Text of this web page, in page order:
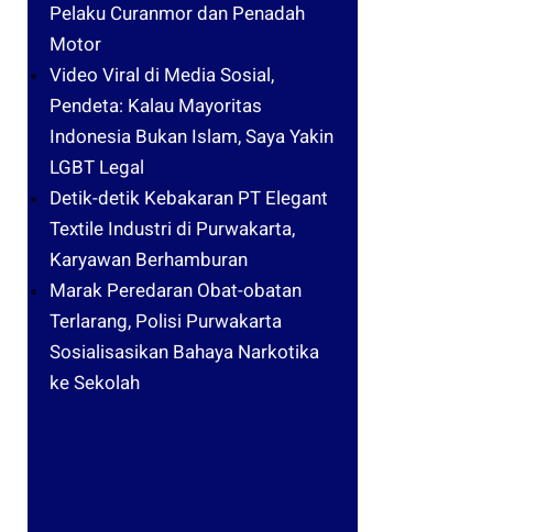
Pelaku Curanmor dan Penadah
Motor
Video Viral di Media Sosial,
Pendeta: Kalau Mayoritas
Indonesia Bukan Islam, Saya Yakin
LGBT Legal
Detik-detik Kebakaran PT Elegant
Textile Industri di Purwakarta,
Karyawan Berhamburan
Marak Peredaran Obat-obatan
Terlarang, Polisi Purwakarta
Sosialisasikan Bahaya Narkotika
ke Sekolah